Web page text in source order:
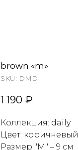
brown «m»
SKU: DMD
1 190 ₽
Коллекция: daily
Цвет: коричневый
Размер "М" – 9 см